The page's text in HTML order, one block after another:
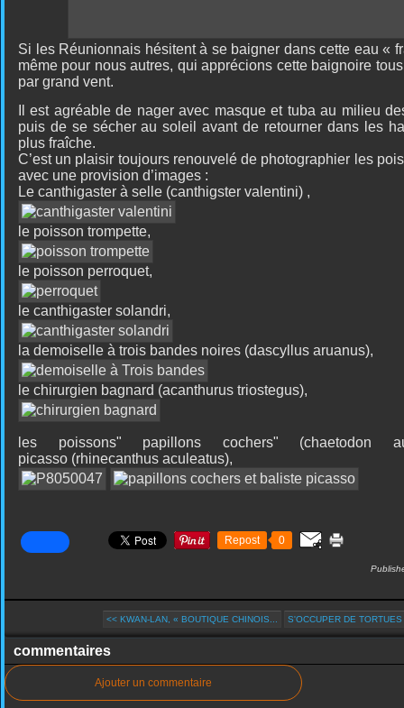
Si les Réunionnais hésitent à se baigner dans cette eau «
même pour nous autres, qui apprécions cette baignoire
par grand vent.
Il est agréable de nager avec masque et tuba au milieu
puis de se sécher au soleil avant de retourner dans les
plus fraîche.
C’est un plaisir toujours renouvelé de photographier les
avec une provision d’images :
Le canthigaster à selle (canthigster valentini) ,
le poisson trompette,
le poisson perroquet,
le canthigaster solandri,
la demoiselle à trois bandes noires (dascyllus aruanus),
le chirurgien bagnard (acanthurus triostegus),
les poissons" papillons cochers"
picasso (rhinecanthus aculeatus),
Repost 0
<< KWAN-LAN, « BOUTIQUE CHINOIS... S'OCCUPER DE
commentaires
Ajouter un commentaire